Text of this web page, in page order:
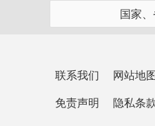
国家
联系我们 网站地图
免责声明 隐私条